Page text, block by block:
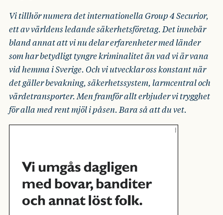
Vi tillhör numera det internationella Group 4 Securior,
ett av världens ledande säkerhetsföretag. Det innebär
bland annat att vi nu delar erfarenheter med länder
som har betydligt tyngre kriminalitet än vad vi är vana
vid hemma i Sverige. Och vi utvecklar oss konstant när
det gäller bevakning, säkerhetssystem, larmcentral och
värdetransporter. Men framför allt erbjuder vi trygghet
för alla med rent mjöl i påsen. Bara så att du vet.